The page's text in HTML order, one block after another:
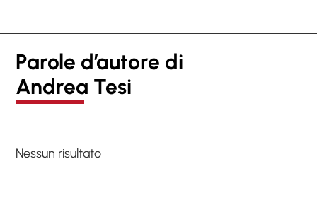
Parole d’autore di
Andrea Tesi
Nessun risultato